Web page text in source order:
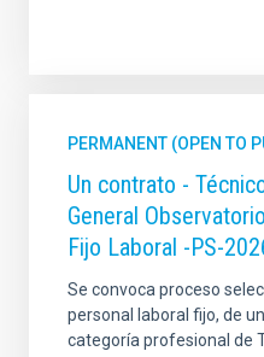
PERMANENT (OPEN TO
Un contrato -
General
Fijo Laboral -PS-
Se convoca proceso
personal laboral fijo, de
categoría profesional de